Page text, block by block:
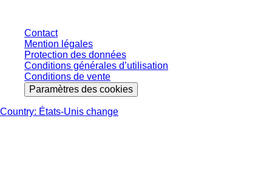
Contact
Mention légales
Protection des données
Conditions générales d’utilisation
Conditions de vente
Paramètres des cookies
Country: États-Unis change